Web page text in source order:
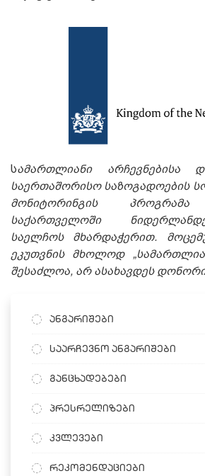
სამართლიანი არჩევნებისა
საერთაშორისო საზოგადოების
მონიტორინგის პროგრამა
საქართველოში
საელჩოს მხარდაჭერით.
ეკუთვნის მხოლოდ
შესაძლოა, არ ასახავდეს
ანგარიშები
საარჩევნო ანგარიშები
განცხადებები
პრესრელიზები
კვლევები
რეკომენდაციები